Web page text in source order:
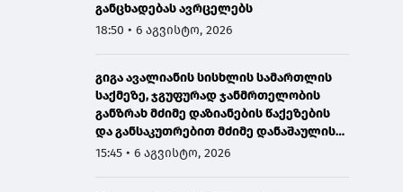
განცხადებას ავრცელებს
18:50 • 6 აგვისტო, 2026
გიგა ავალიანის სისხლის სამართლის
საქმეზე, ჯგუფურად ჯანმრთელობის
განზრახ მძიმე დაზიანების წაქეზების
და განსაკუთრებით მძიმე დანაშაულის
შეუტყობინებლობის ფაქტებზე ორ პირს
15:45 • 6 აგვისტო, 2026